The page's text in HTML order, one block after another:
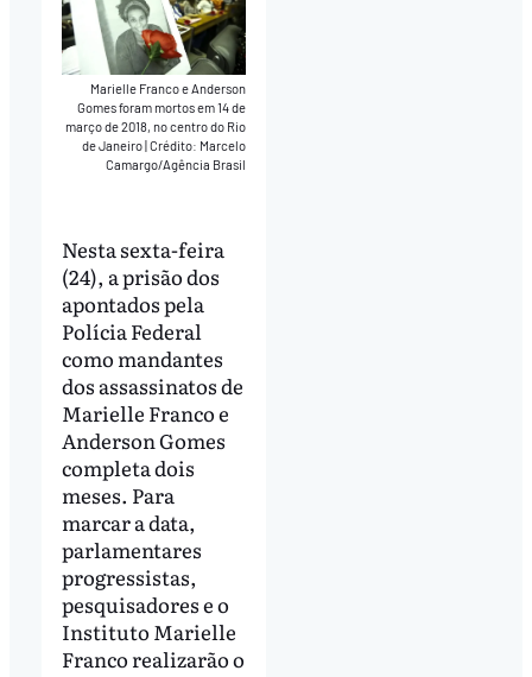
Marielle Franco e Anderson
Gomes foram mortos em 14 de
março de 2018, no centro do Rio
de Janeiro|Crédito: Marcelo
Camargo/Agência Brasil
Nesta sexta-feira
(24), a prisão dos
apontados pela
Polícia Federal
como mandantes
dos assassinatos de
Marielle Franco e
Anderson Gomes
completa dois
meses. Para
marcar a data,
parlamentares
progressistas,
pesquisadores e o
Instituto Marielle
Franco realizarão o